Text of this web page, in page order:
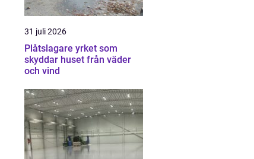
31 juli 2026
Plåtslagare yrket som
skyddar huset från väder
och vind